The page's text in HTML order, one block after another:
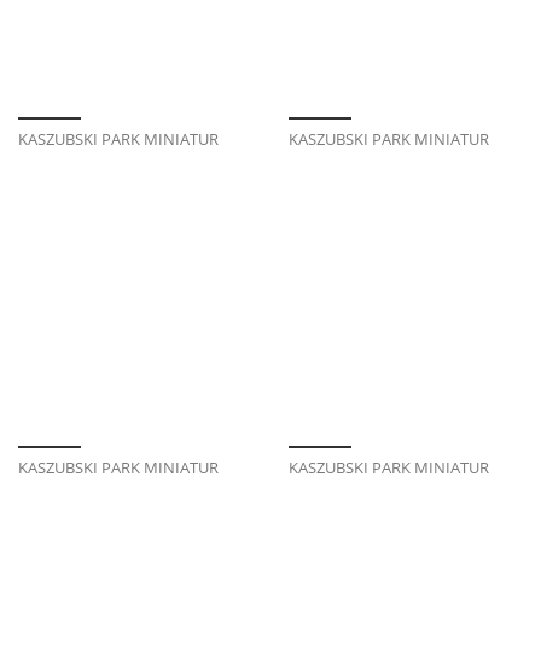
KASZUBSKI PARK MINIATUR KASZUBSKI PARK MINIATUR
KASZUBSKI PARK MINIATUR KASZUBSKI PARK MINIATUR